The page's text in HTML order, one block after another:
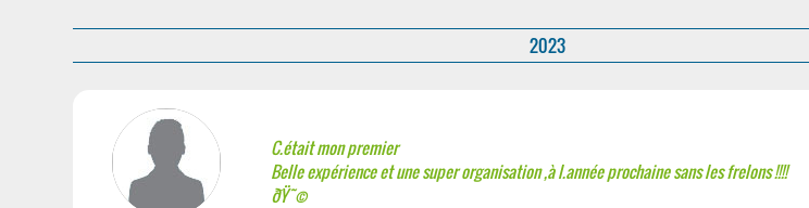
2023
C.était mon premier
Belle expérience et une super organisation ,à l.année prochaine sans les frelons !!!!
ðŸ˜©